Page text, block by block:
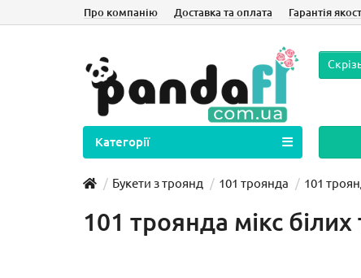
Про компанію Доставка та оплата Гарантія
Категорії
Букети з троянд 101 троянда 101
101 троянда мікс